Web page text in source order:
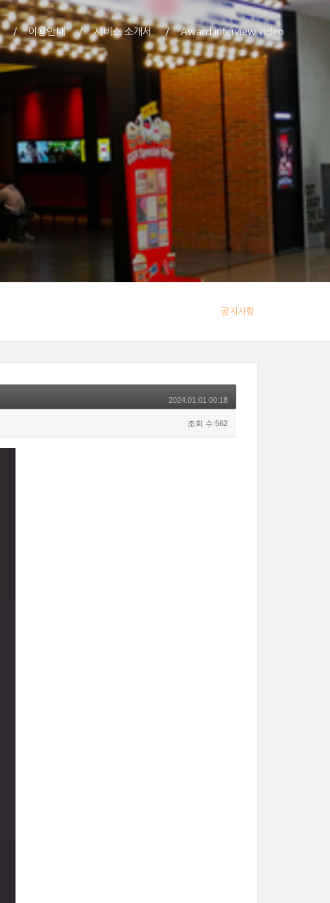
이용안내 서비스 소개서 Award interview video
공지사항
2024.01.01 00:18
조회 수:562